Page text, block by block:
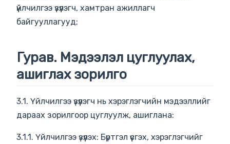
үйлчилгээ үзүүлэгч, хамтран ажиллагч
байгууллагууд;
Гурав. Мэдээлэл цуглуулах,
ашиглах зорилго
3.1. Үйлчилгээ үзүүлэгч нь хэрэглэгчийн мэдээллийг
дараах зорилгоор цуглуулж, ашиглана:
3.1.1. Үйлчилгээ үзүүлэх: Бүртгэл үүсгэх, хэрэглэгчийг